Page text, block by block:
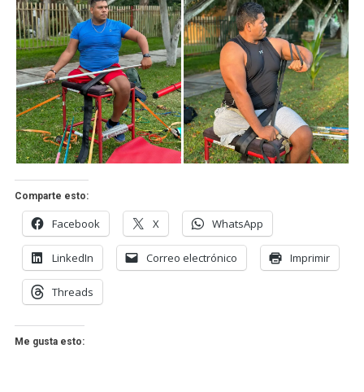
Comparte esto:
Facebook X WhatsApp
LinkedIn Correo electrónico Imprimir
Threads
Me gusta esto: